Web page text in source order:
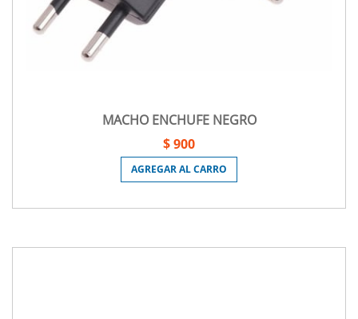
MACHO ENCHUFE NEGRO
$ 900
AGREGAR AL CARRO